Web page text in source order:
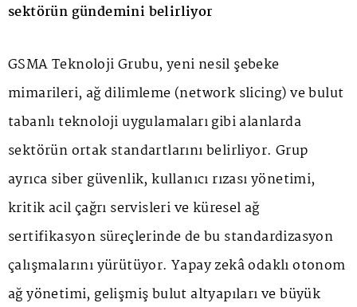
sektörün gündemini belirliyor
GSMA Teknoloji Grubu, yeni nesil şebeke
mimarileri, ağ dilimleme (network slicing) ve bulut
tabanlı teknoloji uygulamaları gibi alanlarda
sektörün ortak standartlarını belirliyor. Grup
ayrıca siber güvenlik, kullanıcı rızası yönetimi,
kritik acil çağrı servisleri ve küresel ağ
sertifikasyon süreçlerinde de bu standardizasyon
çalışmalarını yürütüyor. Yapay zekâ odaklı otonom
ağ yönetimi, gelişmiş bulut altyapıları ve büyük